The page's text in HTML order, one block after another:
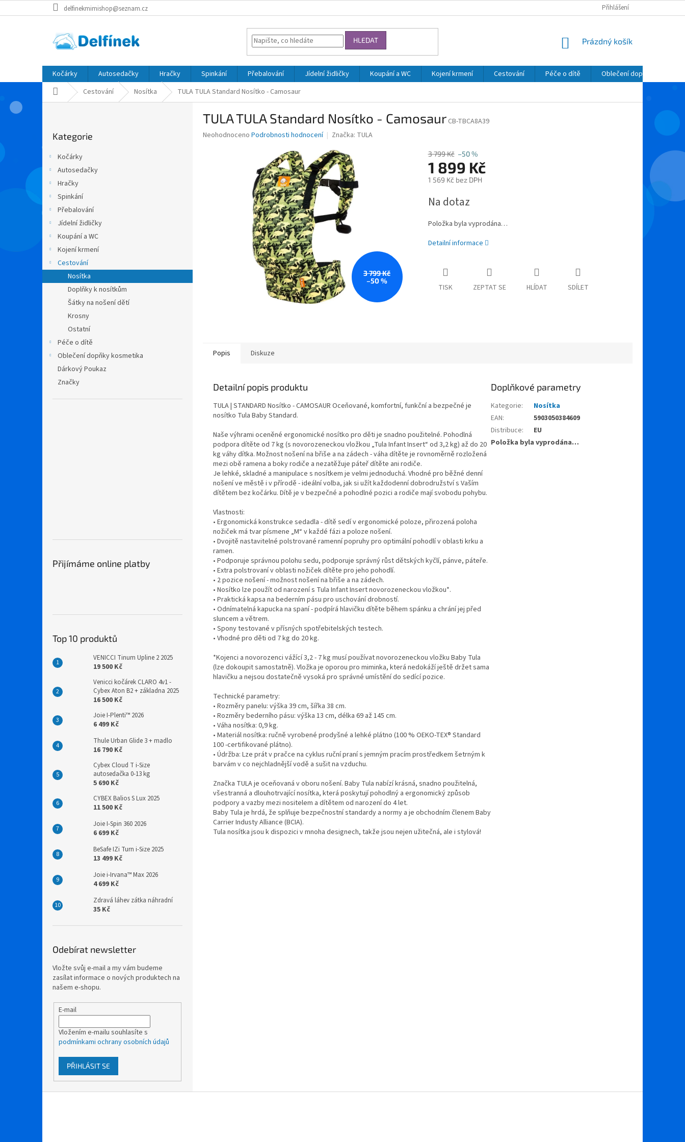
na
delfinekmimishop@seznam.cz Přihlášení
HLEDAT
NÁKUPNÍ
Prázdný košík
Kočárky Autosedačky Hračky Spinkání Přebalování Jídelní židličky Koupání a WC Kojení krmení Cestování Péče o dítě
Oblečení dopňky
Domů Cestování Nosítka TULA TULA Standard Nosítko - Camosaur
r
p
kategorie
Kategorie
Kočárky
Autosedačky
Hračky
Spinkání
Přebalování
Jídelní židličky
Koupání a WC
Kojení krmení
Cestování
Nosítka
Doplňky k nosítkům
Šátky na nošení dětí
Krosny
Ostatní
Péče o dítě
Oblečení dopňky kosmetika
Dárkový Poukaz
Značky
Přijímáme online platby
Top 10 produktů
VENICCI Tinum Upline 2 2025
19 500 Kč
Venicci kočárek CLARO 4v1 -
Cybex Aton B2 + základna 2025
16 500 Kč
Joie I-Plenti™ 2026
6 499 Kč
Thule Urban Glide 3 + madlo
16 790 Kč
Cybex Cloud T i-Size
autosedačka 0-13 kg
5 690 Kč
CYBEX Balios S Lux 2025
11 500 Kč
Joie I-Spin 360 2026
6 699 Kč
BeSafe IZi Turn i-Size 2025
13 499 Kč
Joie i-Irvana™ Max 2026
4 699 Kč
Zdravá láhev zátka náhradní
35 Kč
Odebírat newsletter
Vložte svůj e-mail a my vám budeme
zasílat informace o nových produktech na
našem e-shopu.
E-mail
Vložením e-mailu souhlasíte s
podmínkami ochrany osobních údajů
PŘIHLÁSIT SE
TULA TULA Standard Nosítko - Camosaur CB-TBCA8A39
Průměrné
Neohodnoceno Podrobnosti hodnocení Značka: TULA
3 799 Kč
–50 %
3 799 Kč –50 %
1 899 Kč
1 569 Kč bez DPH
cena:
Na dotaz
Položka byla vyprodána…
Detailní informace
TISK ZEPTAT SE HLÍDAT SDÍLET
Popis Diskuze
Detailní popis produktu
TULA | STANDARD Nosítko - CAMOSAUR Oceňované, komfortní, funkční a bezpečné je
nosítko Tula Baby Standard.
Naše výhrami oceněné ergonomické nosítko pro děti je snadno použitelné. Pohodlná
podpora dítěte od 7 kg (s novorozeneckou vložkou „Tula Infant Insert“ od 3,2 kg) až do 20
kg váhy dítka. Možnost nošení na břiše a na zádech - váha dítěte je rovnoměrně rozložená
mezi obě ramena a boky rodiče a nezatěžuje páteř dítěte ani rodiče.
Je lehké, skladné a manipulace s nosítkem je velmi jednoduchá. Vhodné pro běžné denní
nošení ve městě i v přírodě - ideální volba, jak si užít každodenní dobrodružství s Vaším
dítětem bez kočárku. Dítě je v bezpečné a pohodlné pozici a rodiče mají svobodu pohybu.
Vlastnosti:
• Ergonomická konstrukce sedadla - dítě sedí v ergonomické poloze, přirozená poloha
nožiček má tvar písmene „M“ v každé fázi a poloze nošení.
• Dvojitě nastavitelné polstrované ramenní popruhy pro optimální pohodlí v oblasti krku a
ramen.
• Podporuje správnou polohu sedu, podporuje správný růst dětských kyčlí, pánve, páteře.
• Extra polstrovaní v oblasti nožiček dítěte pro jeho pohodlí.
• 2 pozice nošení - možnost nošení na břiše a na zádech.
• Nosítko lze použít od narození s Tula Infant Insert novorozeneckou vložkou*.
• Praktická kapsa na bederním pásu pro uschování drobností.
• Odnímatelná kapucka na spaní - podpírá hlavičku dítěte během spánku a chrání jej před
sluncem a větrem.
• Spony testované v přísných spotřebitelských testech.
• Vhodné pro děti od 7 kg do 20 kg.
*Kojenci a novorozenci vážící 3,2 - 7 kg musí používat novorozeneckou vložku Baby Tula
(lze dokoupit samostatně). Vložka je oporou pro miminka, která nedokáží ještě držet sama
hlavičku a nejsou dostatečně vysoká pro správné umístění do sedící pozice.
Technické parametry:
• Rozměry panelu: výška 39 cm, šířka 38 cm.
• Rozměry bederního pásu: výška 13 cm, délka 69 až 145 cm.
• Váha nosítka: 0,9 kg.
• Materiál nosítka: ručně vyrobené prodyšné a lehké plátno (100 % OEKO-TEX® Standard
100 -certifikované plátno).
• Údržba: Lze prát v pračce na cyklus ruční praní s jemným pracím prostředkem šetrným k
barvám v co nejchladnější vodě a sušit na vzduchu.
Značka TULA je oceňovaná v oboru nošení. Baby Tula nabízí krásná, snadno použitelná,
všestranná a dlouhotrvající nosítka, která poskytují pohodlný a ergonomický způsob
podpory a vazby mezi nositelem a dítětem od narození do 4 let.
Baby Tula je hrdá, že splňuje bezpečnostní standardy a normy a je obchodním členem Baby
Carrier Industy Alliance (BCIA).
Tula nosítka jsou k dispozici v mnoha designech, takže jsou nejen užitečná, ale i stylová!
Doplňkové parametry
Kategorie:
Nosítka
EAN:
5903050384609
Distribuce:
EU
Položka byla vyprodána…